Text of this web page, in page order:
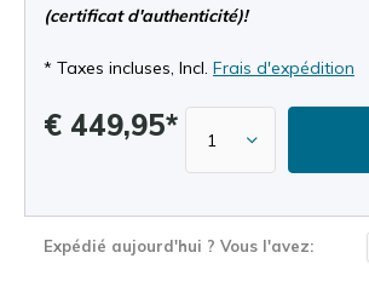
(certificat d'authenticité)!
* Taxes incluses, Incl. Frais d'expédition
€ 449,95*
Expédié aujourd'hui ? Vous l'avez: